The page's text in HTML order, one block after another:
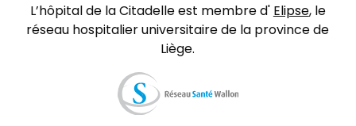
L’hôpital de la Citadelle est membre d'Elipse, le
réseau hospitalier universitaire de la province de
Liège.